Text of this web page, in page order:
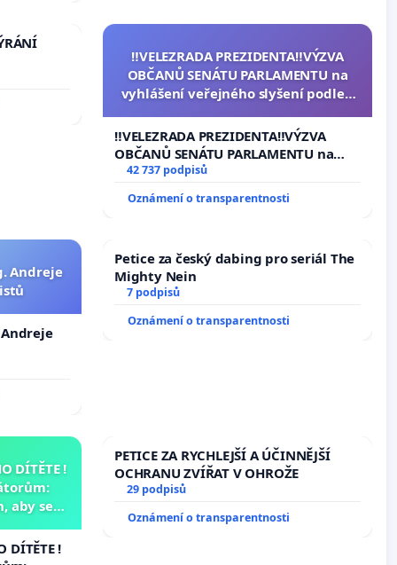
‼️VELEZRADA PREZIDENTA‼️VÝZVA
OBČANŮ SENÁTU PARLAMENTU na
vyhlášení veřejného slyšení podle §
na přijetí usnesení k podání ústavní
žaloby na prezidenta republiky
‼️VELEZRADA PREZIDENTA‼️VÝZVA
OBČANŮ SENÁTU PARLAMENTU na
vyhlášení veřejného slyšení podle §
144 jednacího řádu Senátu k návrhu
na přijetí usnesení k podání ústavní
42 737 podpisů
Oznámení o transparentnosti
Andreje
Petice za český dabing pro seriál The
Mighty Nein
7 podpisů
Oznámení o transparentnosti
DÍTĚTE !
aby se
DÍTĚTE !
PETICE ZA RYCHLEJŠÍ A ÚČINNĚJŠÍ
OCHRANU ZVÍŘAT V OHROŽE
29 podpisů
Oznámení o transparentnosti